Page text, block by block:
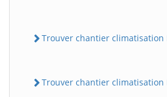
Trouver chantier climatisation
Trouver chantier climatisation